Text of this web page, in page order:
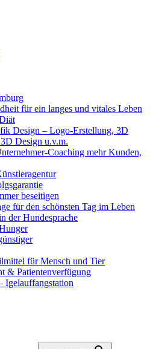
für ein langes und vitales Leben
Design – Logo-Erstellung, 3D
Design u.v.m.
Coaching mehr Kunden,
beseitigen
für den schönsten Tag im Leben
der Hundesprache
für Mensch und Tier
& Patientenverfügung
Igelauffangstation